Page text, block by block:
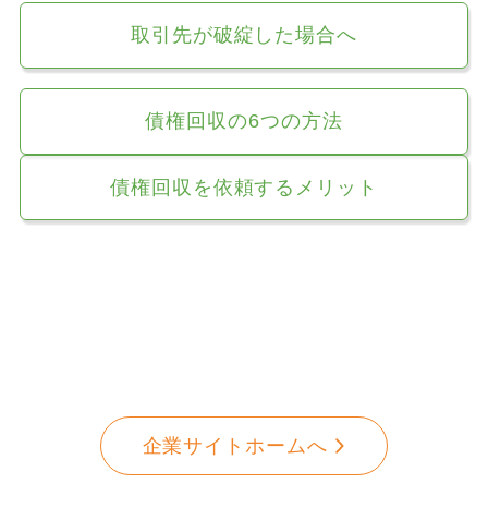
取引先が破綻した場合へ
債権回収の6つの方法
債権回収を依頼するメリット
企業サイトホームへ